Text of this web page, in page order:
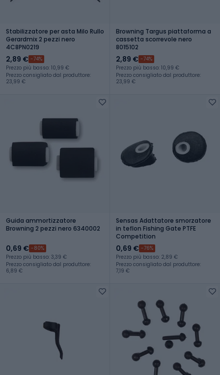
Stabilizzatore per asta Milo Rullo
Gerardmix 2 pezzi nero
4C8PN0219
2,89 € -74%
Prezzo più basso: 10,99 €
Prezzo consigliato dal produttore:
23,99 €
Browning Targus piattaforma a
cassetta scorrevole nero
8015102
2,89 € -74%
Prezzo più basso: 10,99 €
Prezzo consigliato dal produttore:
23,99 €
Guida ammortizzatore
Browning 2 pezzi nero 6340002
0,69 € -80%
Prezzo più basso: 3,39 €
Prezzo consigliato dal produttore:
6,89 €
Sensas Adattatore smorzatore
in teflon Fishing Gate PTFE
Competition
0,69 € -76%
Prezzo più basso: 2,89 €
Prezzo consigliato dal produttore:
7,19 €